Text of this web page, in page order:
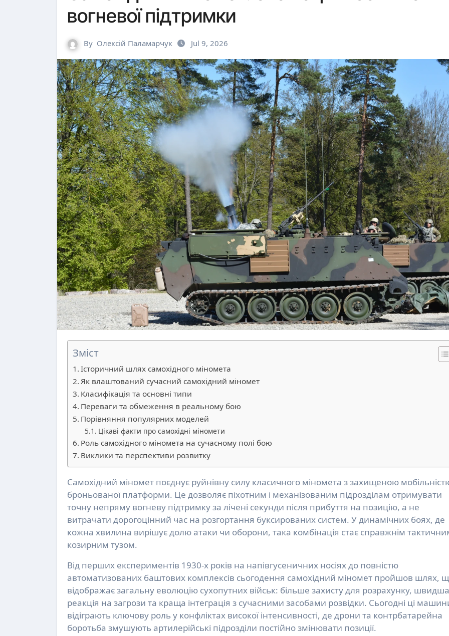
вогневої підтримки
By Олексій Паламарчук Jul 9, 2026
Зміст
Історичний шлях самохідного міномета
Як влаштований сучасний самохідний міномет
Класифікація та основні типи
Переваги та обмеження в реальному бою
Порівняння популярних моделей
Цікаві факти про самохідні міномети
Роль самохідного міномета на сучасному полі бою
Виклики та перспективи розвитку
Самохідний міномет поєднує руйнівну силу класичного міномета з захищеною мобільністю
броньованої платформи. Це дозволяє піхотним і механізованим підрозділам отримувати
точну непряму вогневу підтримку за лічені секунди після прибуття на позицію, а не
витрачати дорогоцінний час на розгортання буксированих систем. У динамічних боях, де
кожна хвилина вирішує долю атаки чи оборони, така комбінація стає справжнім
козирним тузом.
Від перших експериментів 1930-х років на напівгусеничних носіях до повністю
автоматизованих баштових комплексів сьогодення самохідний міномет пройшов шлях,
відображає загальну еволюцію сухопутних військ: більше захисту для розрахунку, швидша
реакція на загрози та краща інтеграція з сучасними засобами розвідки. Сьогодні ці
відіграють ключову роль у конфліктах високої інтенсивності, де дрони та контрбатарейна
боротьба змушують артилерійські підрозділи постійно змінювати позиції.